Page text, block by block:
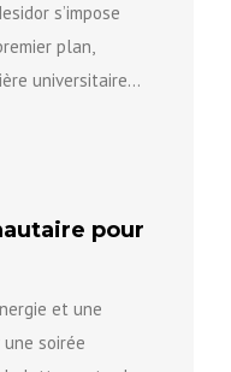
s’impose
plan,
universitaire
pour
et une
soirée